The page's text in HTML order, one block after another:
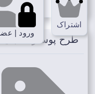
اشتراک
ورود |
طرح پوستر شب یلدا